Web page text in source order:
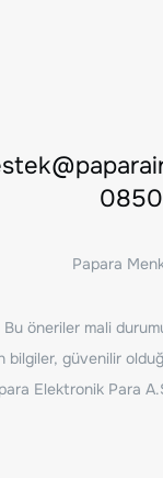
0850
Papara
Bu öneriler mali
güvenilir
Elektronik Para